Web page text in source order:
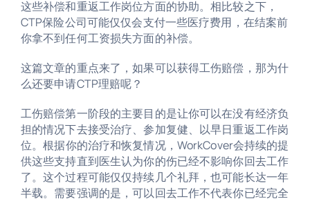
这些补偿和重返工作岗位方面的协助。相比较之下，
CTP保险公司可能仅仅会支付一些医疗费用，在结案前
你拿不到任何工资损失方面的补偿。
这篇文章的重点来了，如果可以获得工伤赔偿，那为什
么还要申请CTP理赔呢？
工伤赔偿第一阶段的主要目的是让你可以在没有经济负
担的情况下去接受治疗、参加复健、 以早日重返工作岗
位。根据你的治疗和恢复情况，WorkCover会持续的提
供这些支持直到医生认为你的伤已经不影响你回去工作
了。这个过程可能仅仅持续几个礼拜，也可能长达一年
半载。需要强调的是，可以回去工作不代表你已经完全